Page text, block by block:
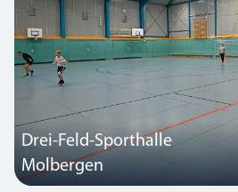
Drei-Feld-Sporthalle
Molbergen